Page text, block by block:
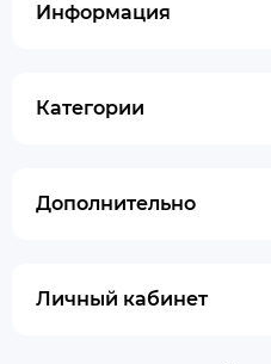
Информация
Категории
Дополнительно
Личный кабинет